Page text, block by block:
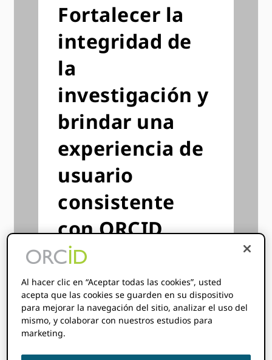
Fortalecer la
integridad de
la
investigación y
brindar una
experiencia de
usuario
consistente
con ORCID
Al vincular a sus autores,
revisores y editores con sus
ORCID registros, podrá:
ahorre tiempo a todos y
Al hacer clic en “Aceptar todas las cookies”, usted
acepta que las cookies se guarden en su dispositivo
para mejorar la navegación del sitio, analizar el uso del
mismo, y colaborar con nuestros estudios para
marketing.